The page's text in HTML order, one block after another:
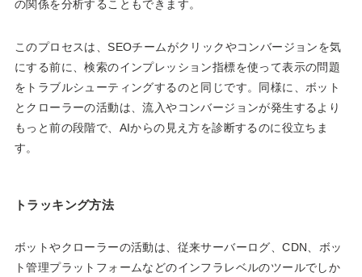
の関係を分析することもできます。
このプロセスは、SEOチームがクリックやコンバージョンを気
にする前に、検索のインプレッション指標を使って表示の問題
をトラブルシューティングするのと同じです。同様に、ボット
とクローラーの活動は、流入やコンバージョンが発生するより
もっと前の段階で、AIからの見え方を診断するのに役立ちま
す。
トラッキング方法
ボットやクローラーの活動は、従来サーバーログ、CDN、ボッ
ト管理プラットフォームなどのインフラレベルのツールでしか